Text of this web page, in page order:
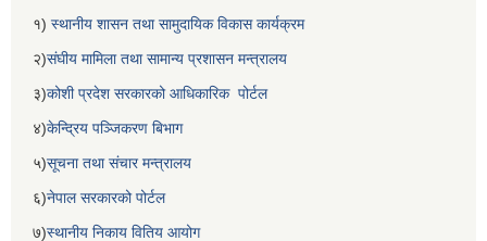
१) स्थानीय शासन तथा सामुदायिक विकास कार्यक्रम
२)संघीय मामिला तथा सामान्य प्रशासन मन्त्रालय
३)कोशी प्रदेश सरकारको आधिकारिक पोर्टल
४)केन्द्रिय पञ्जिकरण बिभाग
५)सूचना तथा संचार मन्त्रालय
६)नेपाल सरकारको पोर्टल
७)स्थानीय निकाय वितिय आयोग